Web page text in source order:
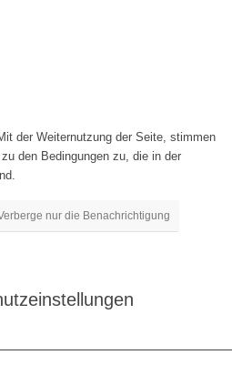
der Weiternutzung der Seite, stimmen
den Bedingungen zu, die in der
nur die Benachrichtigung